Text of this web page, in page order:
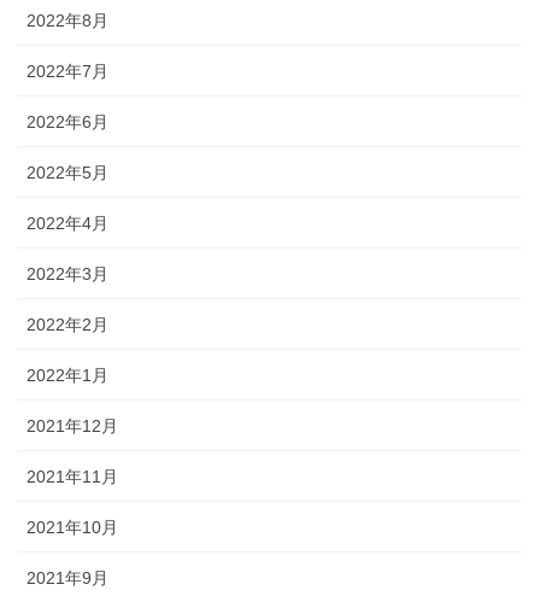
2022年8月
2022年7月
2022年6月
2022年5月
2022年4月
2022年3月
2022年2月
2022年1月
2021年12月
2021年11月
2021年10月
2021年9月